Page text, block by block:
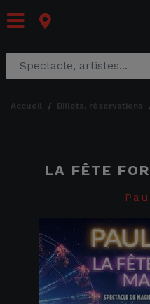
accueil billets, réservations
LA FÊTE